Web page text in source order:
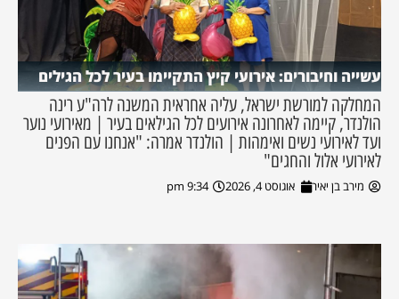
עשייה וחיבורים: אירועי קיץ התקיימו בעיר לכל הגילים
המחלקה למורשת ישראל, עליה אחראית המשנה לרה"ע רינה
הולנדר, קיימה לאחרונה אירועים לכל הגילאים בעיר | מאירועי נוער
ועד לאירועי נשים ואימהות | הולנדר אמרה: "אנחנו עם הפנים
לאירועי אלול והחגים"
מירב בן יאיר אוגוסט 4, 2026 9:34 pm